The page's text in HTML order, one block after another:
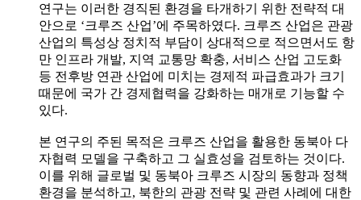
연구는 이러한 경직된 환경을 타개하기 위한 전략적 대
안으로 ‘크루즈 산업’에 주목하였다. 크루즈 산업은 관광
산업의 특성상 정치적 부담이 상대적으로 적으면서도 항
만 인프라 개발, 지역 교통망 확충, 서비스 산업 고도화
등 전후방 연관 산업에 미치는 경제적 파급효과가 크기
때문에 국가 간 경제협력을 강화하는 매개로 기능할 수
있다.
본 연구의 주된 목적은 크루즈 산업을 활용한 동북아 다
자협력 모델을 구축하고 그 실효성을 검토하는 것이다.
이를 위해 글로벌 및 동북아 크루즈 시장의 동향과 정책
환경을 분석하고, 북한의 관광 전략 및 관련 사례에 대한